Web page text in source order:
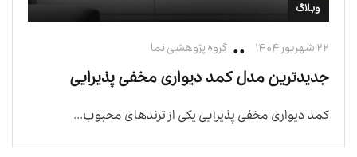
وبلاگ
۲۲ شهریور ۱۴۰۴ گروه پژوهشی نما
جدیدترین مدل کمد دیواری مخفی پذیرایی
کمد دیواری مخفی پذیرایی یکی از ترندهای محبوب...